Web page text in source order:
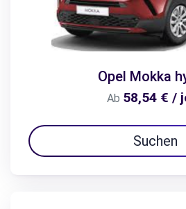
Opel Mokka
Ab 58,54 € /
Suchen